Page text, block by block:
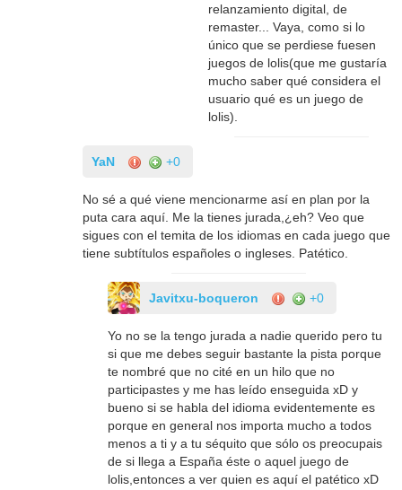
relanzamiento digital, de
remaster... Vaya, como si lo
único que se perdiese fuesen
juegos de lolis(que me gustaría
mucho saber qué considera el
usuario qué es un juego de
lolis).
YaN +0
No sé a qué viene mencionarme así en plan por la
puta cara aquí. Me la tienes jurada,¿eh? Veo que
sigues con el temita de los idiomas en cada juego que
tiene subtítulos españoles o ingleses. Patético.
Javitxu-boqueron +0
Yo no se la tengo jurada a nadie querido pero tu
si que me debes seguir bastante la pista porque
te nombré que no cité en un hilo que no
participastes y me has leído enseguida xD y
bueno si se habla del idioma evidentemente es
porque en general nos importa mucho a todos
menos a ti y a tu séquito que sólo os preocupais
de si llega a España éste o aquel juego de
lolis,entonces a ver quien es aquí el patético xD